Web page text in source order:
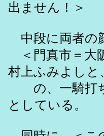
出ません！＞
中段に両者の
＜門真市＝大
村上ふみよしと
の、一騎打
としている。